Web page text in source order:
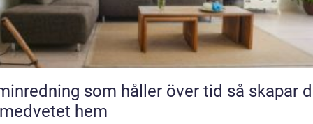
som håller över tid så skapar du
hem